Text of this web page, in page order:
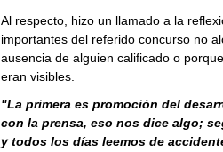
Al respecto, hizo un llamado a la
importantes del referido concurso no
ausencia de alguien calificado o
eran visibles.
"La primera es promoción del
con la prensa, eso nos dice algo;
y todos los días leemos de